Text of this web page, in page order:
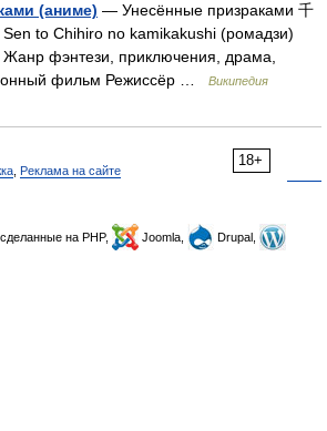
(аниме) — Унесённые призраками 千
to Chihiro no kamikakushi (ромадзи)
Жанр фэнтези, приключения, драма,
фильм Режиссёр …
Википедия
18+
Реклама на сайте
, сделанные на PHP, Joomla,
Drupal,